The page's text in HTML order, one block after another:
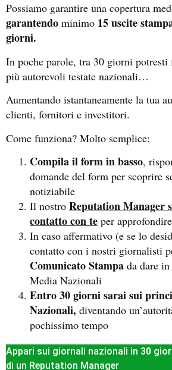
Possiamo garantire una copertura
garantendo minimo 15 uscite
giorni.
In poche parole, tra 30 giorni
più autorevoli testate nazionali…
Aumentando istantaneamente la tua
clienti, fornitori e investitori.
Come funziona? Molto semplice:
Compila il form in basso,
domande del form per scoprire
notiziabile
Il nostro Reputation Manager
contatto con te per
In caso affermativo (e se lo
contatto con i nostri giornalisti
Comunicato Stampa da dare
Media Nazionali
Entro 30 giorni sarai sui
Nazionali, diventando
pochissimo tempo
Appari sui giornali nazionali in 30
di un Reputation Manager